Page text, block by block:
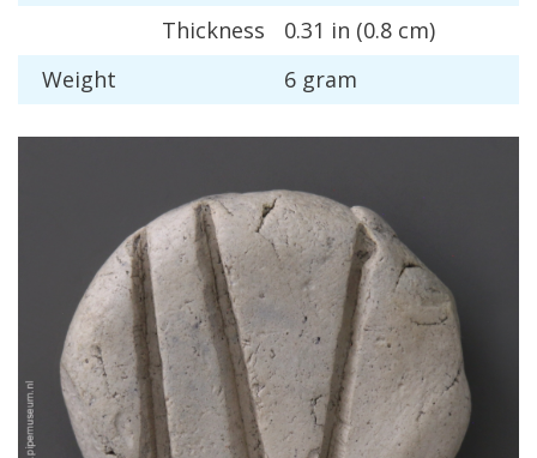
Thickness
0.31 in (0.8 cm)
Weight
6 gram